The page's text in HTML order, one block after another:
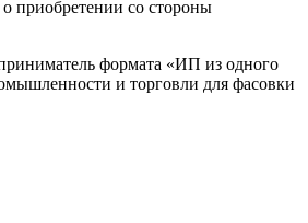
приобретении со стороны
формата «ИП из одного
и торговли для фасовки